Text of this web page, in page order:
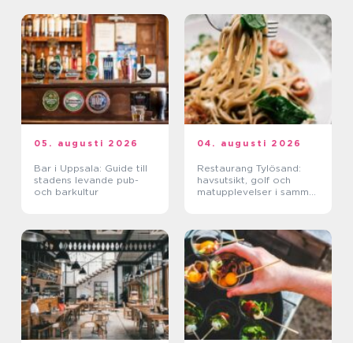
05. augusti 2026
Bar i Uppsala: Guide till
stadens levande pub-
och barkultur
04. augusti 2026
Restaurang Tylösand:
havsutsikt, golf och
matupplevelser i samma